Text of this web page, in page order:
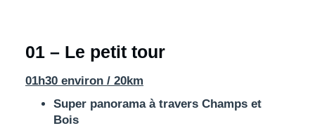
01 – Le petit tour
01h30 environ / 20km
Super panorama à travers Champs et
Bois